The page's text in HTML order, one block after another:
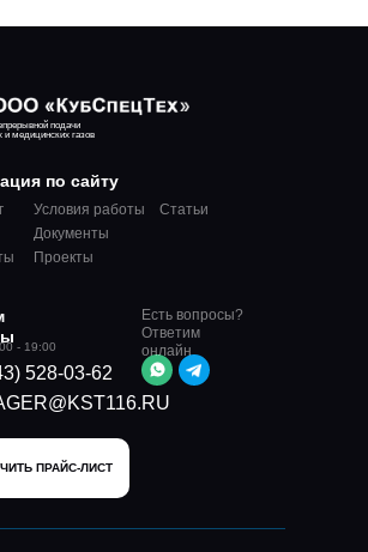
подачи
и медицинских газов
- 19:00
по сайту
Статьи
Условия работы
Документы
Проекты
528-03-62
Есть вопросы?
Ответим
онлайн
ПРАЙС-ЛИСТ